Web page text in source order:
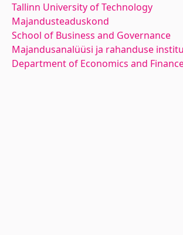
Tallinn University of Technology
Majandusteaduskond
School of Business and Governance
Majandusanalüüsi ja rahanduse
Department of Economics and